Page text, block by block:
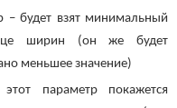
– будет взят минимальный
ширин (он же будет
меньшее значение)
параметр покажется